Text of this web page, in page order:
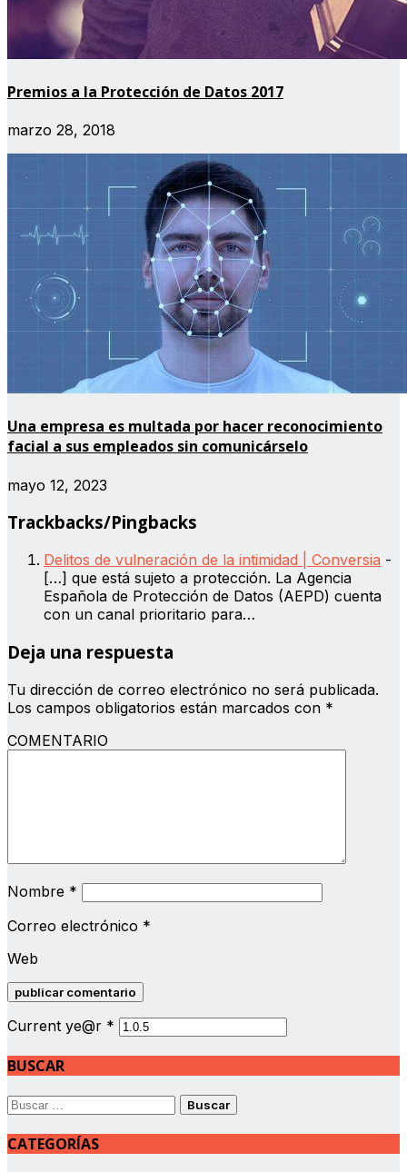
Premios a la Protección de Datos 2017
marzo 28, 2018
Una empresa es multada por hacer reconocimiento
facial a sus empleados sin comunicárselo
mayo 12, 2023
Trackbacks/Pingbacks
Delitos de vulneración de la intimidad | Conversia -
[…] que está sujeto a protección. La Agencia
Española de Protección de Datos (AEPD) cuenta
con un canal prioritario para…
Deja una respuesta
Tu dirección de correo electrónico no será publicada.
Los campos obligatorios están marcados con *
COMENTARIO
Nombre *
Correo electrónico *
Web
Current ye@r *
BUSCAR
Buscar:
CATEGORÍAS